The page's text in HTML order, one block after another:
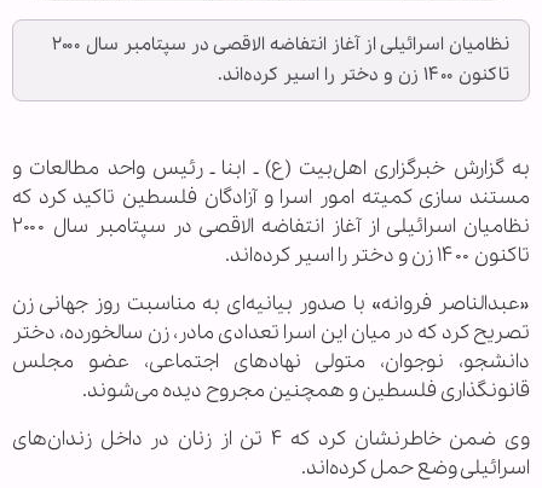
نظامیان اسرائیلی از آغاز انتفاضه الاقصی در سپتامبر سال ۲۰۰۰
تاکنون ۱۴۰۰ زن و دختر را اسیر کرده‌اند.
به گزارش خبرگزاری اهل‌بیت (ع) ـ ابنا ـ رئیس واحد مطالعات و
مستند سازی کمیته امور اسرا و آزادگان فلسطین تاکید کرد که
نظامیان اسرائیلی از آغاز انتفاضه الاقصی در سپتامبر سال ۲۰۰۰
تاکنون ۱۴۰۰ زن و دختر را اسیر کرده‌اند.
«عبدالناصر فروانه» با صدور بیانیه‌ای به مناسبت روز جهانی زن
تصریح کرد که در میان این اسرا تعدادی مادر، زن سالخورده، دختر
دانشجو، نوجوان، متولی نهادهای اجتماعی، عضو مجلس
قانونگذاری فلسطین و همچنین مجروح دیده می‌شوند.
وی ضمن خاطرنشان کرد که ۴ تن از زنان در داخل زندان‌های
اسرائیلی وضع حمل کرده‌اند.